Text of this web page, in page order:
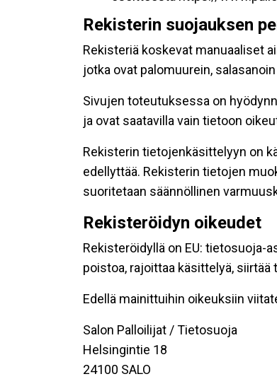
Rekisterin suojauksen
Rekisteriä koskevat manuaaliset
jotka ovat palomuurein,
Sivujen toteutuksessa on
ja ovat saatavilla vain tietoon
Rekisterin tietojenkäsittelyyn on
edellyttää. Rekisterin tietojen
suoritetaan säännöllinen
Rekisteröidyn oikeudet
Rekisteröidyllä on EU: tietosuoja-
poistoa, rajoittaa käsittelyä,
Edellä mainittuihin oikeuksiin
Salon Palloilijat / Tietosuoja
Helsingintie 18
24100 SALO